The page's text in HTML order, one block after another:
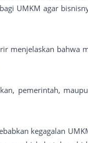
UMKM agar
menjelaskan
pemerintah,
kegagalan